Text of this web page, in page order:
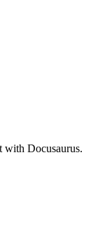
Docusaurus.